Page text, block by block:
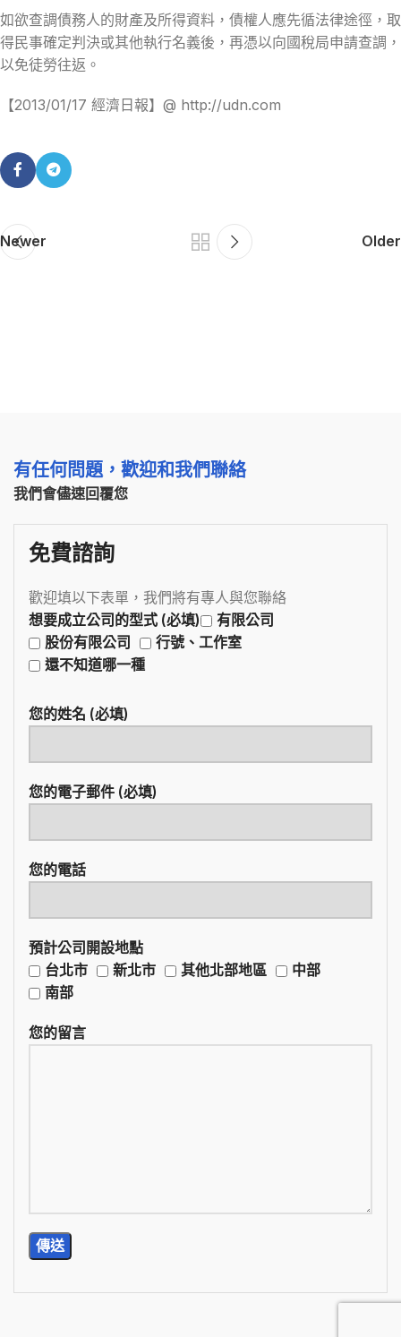
如欲查調債務人的財產及所得資料，債權人應先循法律途徑，取
得民事確定判決或其他執行名義後，再憑以向國稅局申請查調，
以免徒勞往返。
【2013/01/17 經濟日報】@ http://udn.com
Newer Older
有任何問題，歡迎和我們聯絡
我們會儘速回覆您
免費諮詢
歡迎填以下表單，我們將有專人與您聯絡
想要成立公司的型式 (必填)
有限公司
股份有限公司
行號、工作室
還不知道哪一種
您的姓名 (必填)
您的電子郵件 (必填)
您的電話
預計公司開設地點
台北市
新北市 其他北部地區
中部
南部
您的留言